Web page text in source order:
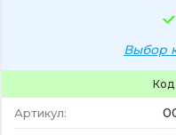
Код
Артикул:
Выбор